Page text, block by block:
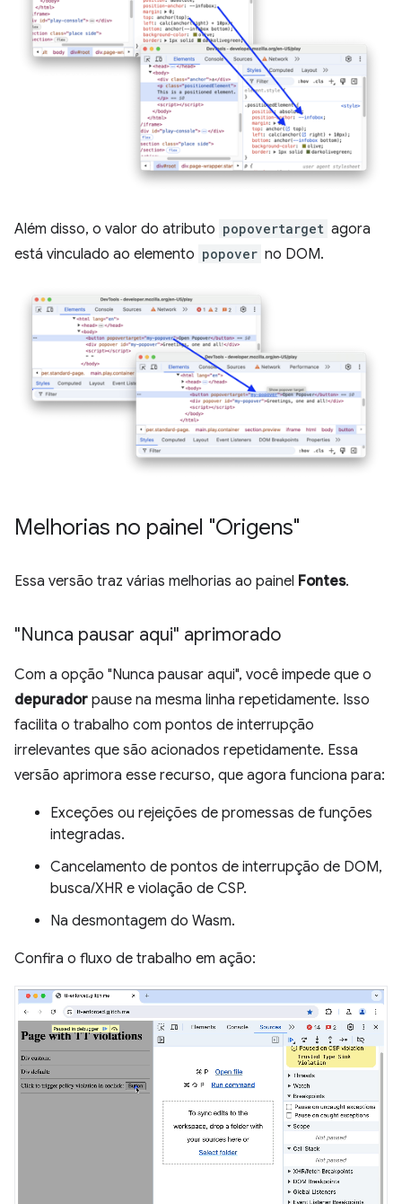
Além disso, o valor do atributo popovertarget agora
está vinculado ao elemento popover no DOM.
Melhorias no painel "Origens"
Essa versão traz várias melhorias ao painel Fontes.
"Nunca pausar aqui" aprimorado
Com a opção "Nunca pausar aqui", você impede que o
depurador pause na mesma linha repetidamente. Isso
facilita o trabalho com pontos de interrupção
irrelevantes que são acionados repetidamente. Essa
versão aprimora esse recurso, que agora funciona para:
Exceções ou rejeições de promessas de funções
integradas.
Cancelamento de pontos de interrupção de DOM,
busca/XHR e violação de CSP.
Na desmontagem do Wasm.
Confira o fluxo de trabalho em ação: